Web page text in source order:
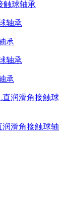
触球轴承
承
承
润滑角接触球轴